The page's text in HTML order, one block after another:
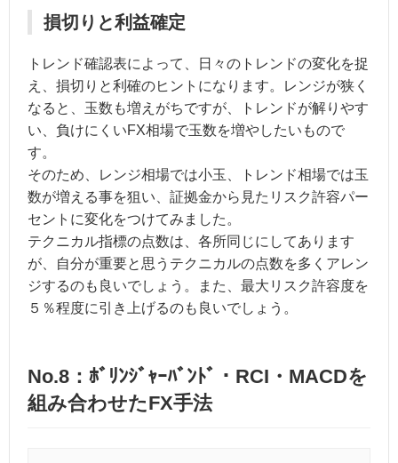
損切りと利益確定
トレンド確認表によって、日々のトレンドの変化を捉
え、損切りと利確のヒントになります。レンジが狭く
なると、玉数も増えがちですが、トレンドが解りやす
い、負けにくいFX相場で玉数を増やしたいもので
す。
そのため、レンジ相場では小玉、トレンド相場では玉
数が増える事を狙い、証拠金から見たリスク許容パー
セントに変化をつけてみました。
テクニカル指標の点数は、各所同じにしてあります
が、自分が重要と思うテクニカルの点数を多くアレン
ジするのも良いでしょう。また、最大リスク許容度を
５％程度に引き上げるのも良いでしょう。
No.8：ﾎﾞﾘﾝｼﾞｬｰﾊﾞﾝﾄﾞ・RCI・MACDを
組み合わせたFX手法